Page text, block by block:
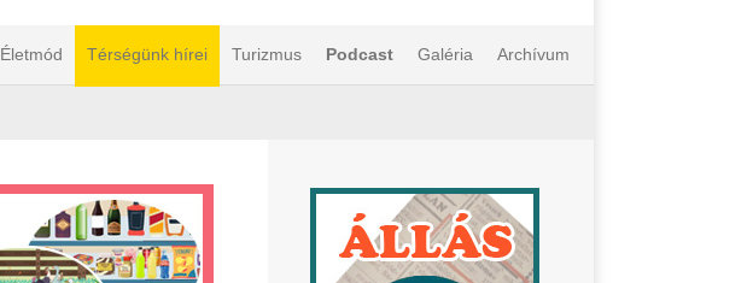
Életmód Térségünk hírei Turizmus Podcast Galéria Archívum